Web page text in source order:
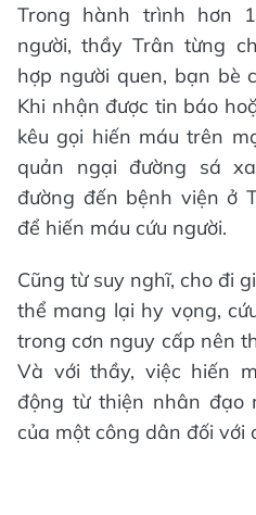
Trong hành trình hơn
người, thầy Trân từng
hợp người quen, bạn bè
Khi nhận được tin báo
kêu gọi hiến máu trên
quản ngại đường sá
đường đến bệnh viện ở
để hiến máu cứu người.
Cũng từ suy nghĩ, cho đi
thể mang lại hy vọng,
trong cơn nguy cấp nên
Và với thầy, việc hiến
động từ thiện nhân đạo
của một công dân đối với